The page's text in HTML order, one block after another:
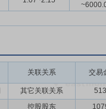
关联关系 交易
其它关联关系
控股股东